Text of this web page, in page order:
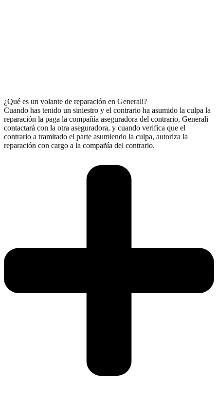
¿Qué es un volante de reparación en Generali?
Cuando has tenido un siniestro y el contrario ha asumido la culpa la
reparación la paga la compañía aseguradora del contrario, Generali
contactará con la otra aseguradora, y cuando verifica que el
contrario a tramitado el parte asumiendo la culpa, autoriza la
reparación con cargo a la compañía del contrario.